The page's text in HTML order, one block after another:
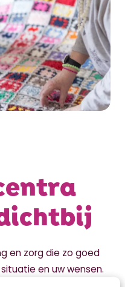
en zorg die zo goed
en uw wensen.